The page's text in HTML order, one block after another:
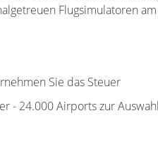
Flugsimulatoren am
Sie das Steuer
- 24.000 Airports zur Auswahl